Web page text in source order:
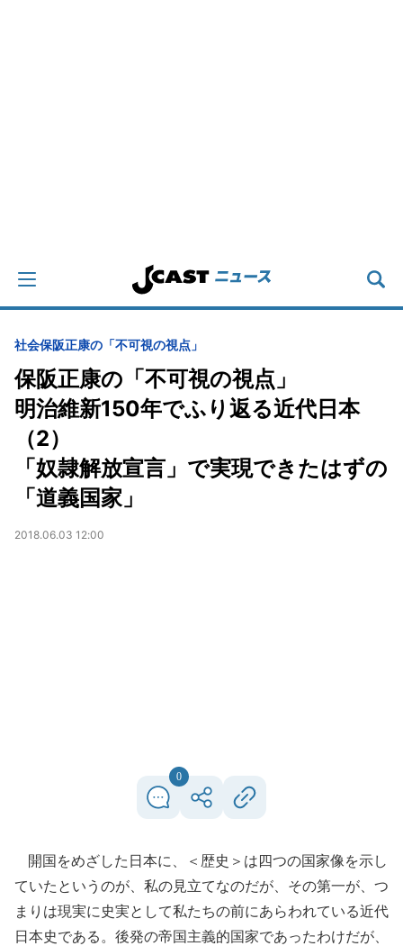
社会保阪正康の「不可視の視点」
保阪正康の「不可視の視点」
明治維新150年でふり返る近代日本
（2）
「奴隷解放宣言」で実現できたはずの
「道義国家」
2018.06.03 12:00
0
開国をめざした日本に、＜歴史＞は四つの国家像を示し
ていたというのが、私の見立てなのだが、その第一が、つ
まりは現実に史実として私たちの前にあらわれている近代
日本史である。後発の帝国主義的国家であったわけだが、